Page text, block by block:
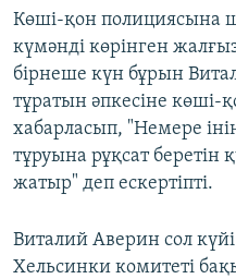
Көші-қон полициясына
күмәнді көрінген
бірнеше күн бұрын
тұратын әпкесіне көші-
хабарласып, "Немере
тұруына рұқсат беретін
жатыр" деп ескертіпті.
Виталий Аверин сол
Хельсинки комитеті